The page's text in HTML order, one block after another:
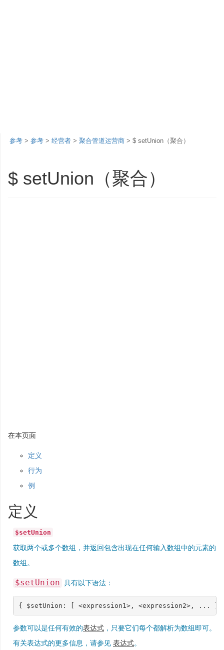
参考 > 参考 > 经营者 > 聚合管道运营商 > $ setUnion（聚合）
$ setUnion（聚合）
在本页面
定义
行为
例
定义
$setUnion
获取两个或多个数组，并返回包含出现在任何输入数组中的元素的
数组。
$setUnion 具有以下语法：
{ $setUnion : [ <expression1 >, <expression2>, ... ]
参数可以是任何有效的表达式 ，只要它们每个都解析为数组即可。
有关表达式的更多信息，请参见 表达式。